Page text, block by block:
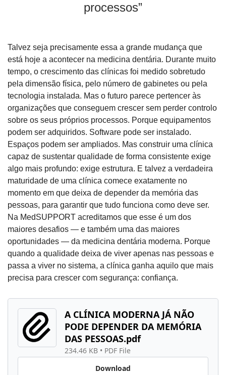
processos”
Talvez seja precisamente essa a grande mudança que
está hoje a acontecer na medicina dentária. Durante muito
tempo, o crescimento das clínicas foi medido sobretudo
pela dimensão física, pelo número de gabinetes ou pela
tecnologia instalada. Mas o futuro parece pertencer às
organizações que conseguem crescer sem perder controlo
sobre os seus próprios processos. Porque equipamentos
podem ser adquiridos. Software pode ser instalado.
Espaços podem ser ampliados. Mas construir uma clínica
capaz de sustentar qualidade de forma consistente exige
algo mais profundo: exige estrutura. E talvez a verdadeira
maturidade de uma clínica comece exatamente no
momento em que deixa de depender da memória das
pessoas, para garantir que tudo funciona como deve ser.
Na MedSUPPORT acreditamos que esse é um dos
maiores desafios — e também uma das maiores
oportunidades — da medicina dentária moderna. Porque
quando a qualidade deixa de viver apenas nas pessoas e
passa a viver no sistema, a clínica ganha aquilo que mais
precisa para crescer com segurança: confiança.
A CLÍNICA MODERNA JÁ NÃO
PODE DEPENDER DA MEMÓRIA
DAS PESSOAS.pdf
234.46 KB • PDF File
Download